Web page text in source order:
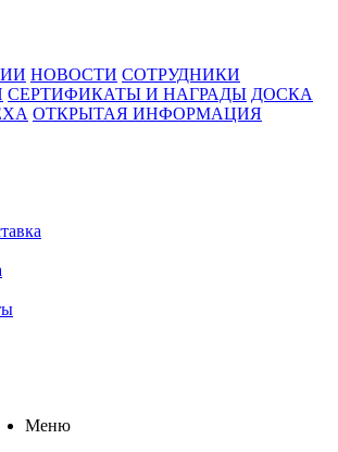
НОВОСТИ СОТРУДНИКИ
СЕРТИФИКАТЫ И НАГРАДЫ ДОСКА
ОТКРЫТАЯ ИНФОРМАЦИЯ
Меню